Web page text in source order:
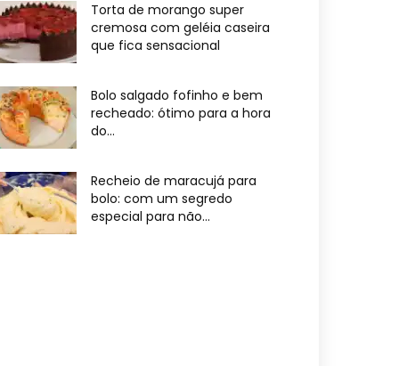
Torta de morango super
cremosa com geléia caseira
que fica sensacional
Bolo salgado fofinho e bem
recheado: ótimo para a hora
do...
Recheio de maracujá para
bolo: com um segredo
especial para não...